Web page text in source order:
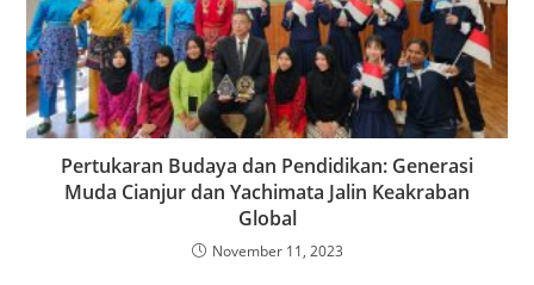
Pertukaran Budaya dan Pendidikan: Generasi
Muda Cianjur dan Yachimata Jalin Keakraban
Global
November 11, 2023